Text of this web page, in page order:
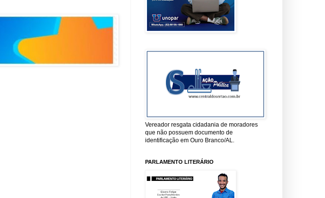
Vereador resgata cidadania de moradores
que não possuem documento de
identificação em Ouro Branco/AL.
PARLAMENTO LITERÁRIO